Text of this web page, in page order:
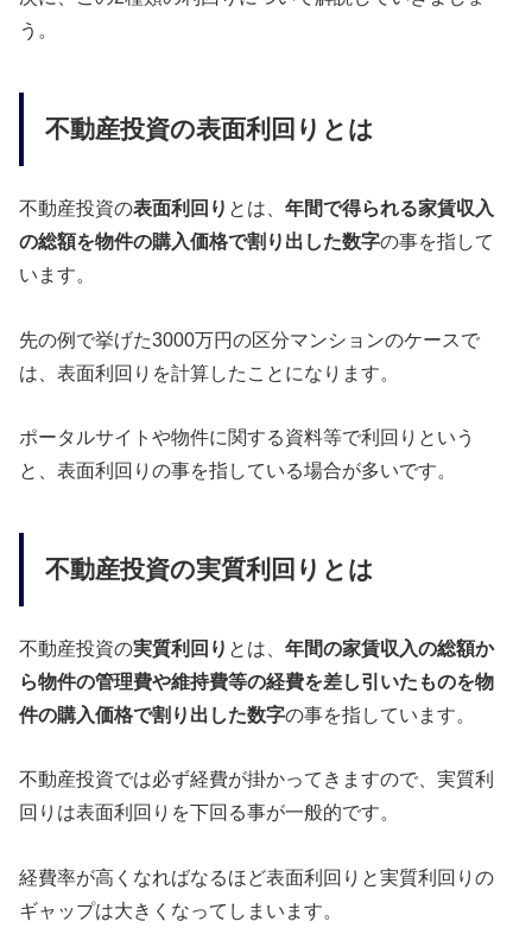
う。
不動産投資の表面利回りとは
不動産投資の表面利回り とは、年間で得られる家賃収入
の総額を物件の購入価格で割り出した数字の事を指して
います。
先の例で挙げた3000万円の区分マンションのケースで
は、表面利回りを計算したことになります。
ポータルサイトや物件に関する資料等で利回りという
と、表面利回りの事を指している場合が多いです。
不動産投資の実質利回りとは
不動産投資の実質利回り とは、年間の家賃収入の総額か
ら物件の管理費や維持費等の経費を差し引いたものを物
件の購入価格で割り出した数字の事を指しています。
不動産投資では必ず経費が掛かってきますので、実質利
回りは表面利回りを下回る事が一般的です。
経費率が高くなればなるほど表面利回りと実質利回りの
ギャップは大きくなってしまいます。